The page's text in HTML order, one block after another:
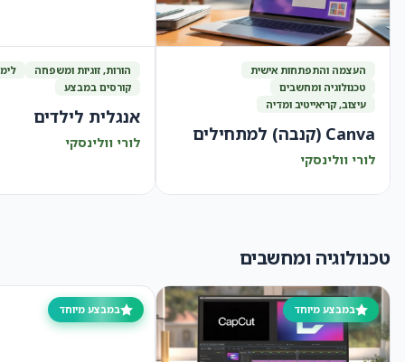
העצמה והתפתחות אישית
טכנולוגיה ומחשבים
עיצוב, קריאייטיב ומדיה
Canva (קנבה) למתחילים
לורי וולינסקי
הורות, זוגיות ומשפחה
קורסים במבצע
אנגלית לילדים
לורי וולינסקי
טכנולוגיה ומחשבים
במבצע מיוחד במבצע מיוחד